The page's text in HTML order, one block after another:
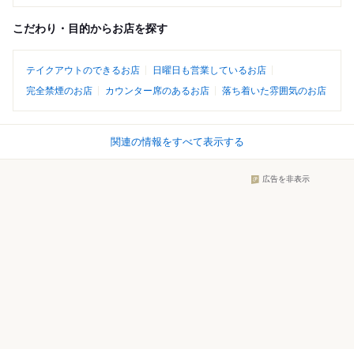
こだわり・目的からお店を探す
テイクアウトのできるお店
日曜日も営業しているお店
完全禁煙のお店
カウンター席のあるお店 落ち着いた雰囲気のお店
関連の情報をすべて表示する
広告を非表示